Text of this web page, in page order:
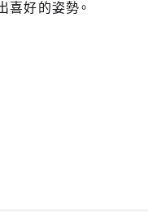
喜好的姿勢。